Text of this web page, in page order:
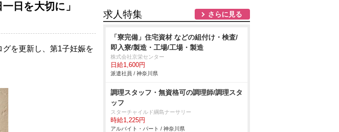
日を大切に」
グを更新し、第1子妊娠を
求人特集 さらに見る
「寮完備」住宅資材 などの組付け・検査/
即入寮/製造・工場/工場・製造
株式会社京栄センター
日給1,600円
派遣社員 / 神奈川県
調理スタッフ・無資格可の調理師/調理スタ
ッフ
スターチャイルド綱島ナーサリー
時給1,225円
アルバイト・パート / 神奈川県